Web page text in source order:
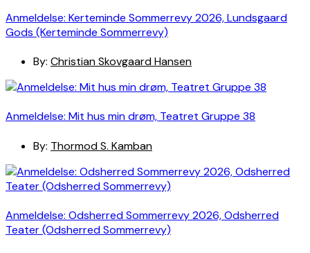
Anmeldelse: Kerteminde Sommerrevy 2026, Lundsgaard
Gods (Kerteminde Sommerrevy)
By: Christian Skovgaard Hansen
Anmeldelse: Mit hus min drøm, Teatret Gruppe 38
By: Thormod S. Kamban
Anmeldelse: Odsherred Sommerrevy 2026, Odsherred
Teater (Odsherred Sommerrevy)